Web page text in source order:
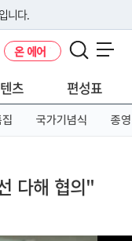
니다.
하고 있다면 아래 URL에
온 에어
츠 편성표
국가기념식 종영
다해 협의"